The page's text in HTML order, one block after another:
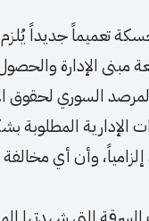
تعميماً جديداً يُلزم
مبنى الإدارة
السوري لحقوق
الإدارية
إلزامياً، وأن أي